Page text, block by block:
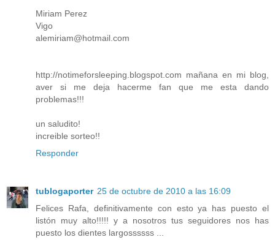
Miriam Perez
Vigo
alemiriam@hotmail.com
http://notimeforsleeping.blogspot.com mañana en mi blog,
aver si me deja hacerme fan que me esta dando
problemas!!!
un saludito!
increible sorteo!!
Responder
tublogaporter 25 de octubre de 2010 a las 16:09
Felices Rafa, definitivamente con esto ya has puesto el
listón muy alto!!!!! y a nosotros tus seguidores nos has
puesto los dientes largossssss ...